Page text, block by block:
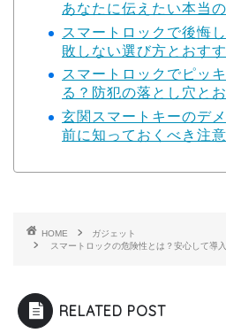
あなたに伝えたい本当
スマートロックで後悔
敗しない選び方とおす
スマートロックでピッ
る？防犯の落とし穴と
玄関スマートキーのデ
前に知っておくべき注
HOME
ガジェット
スマートロックの危険性とは？安心して導
RELATED POST